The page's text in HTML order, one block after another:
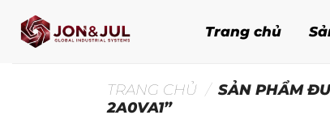
qua
Trang chủ
TRANG CHỦ / SẢN PHẨM
2A0VA1”